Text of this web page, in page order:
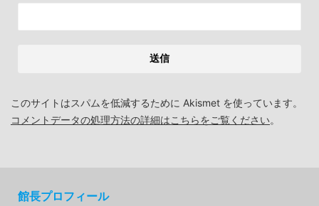
このサイトはスパムを低減するために Akismet を使っています。
コメントデータの処理方法の詳細はこちらをご覧ください。
館長プロフィール